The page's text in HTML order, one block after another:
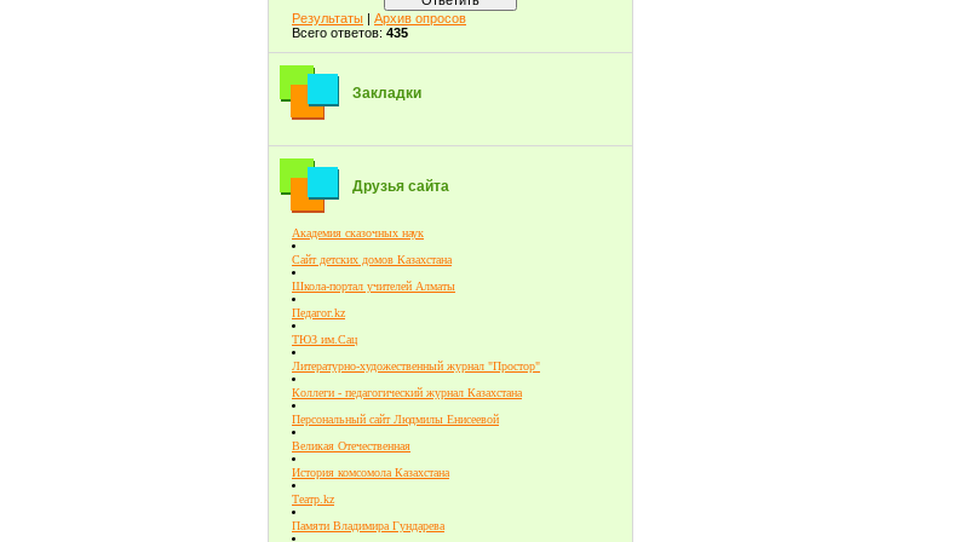
Результаты | Архив опросов
Всего ответов: 435
Закладки
Друзья сайта
Академия сказочных наук
Сайт детских домов Казахстана
Школа-портал учителей Алматы
Педагог.kz
ТЮЗ им.Сац
Литературно-художественный журнал "Простор"
Коллеги - педагогический журнал Казахстана
Персональный сайт Людмилы Енисеевой
Великая Отечественная
История комсомола Казахстана
Театр.kz
Памяти Владимира Гундарева